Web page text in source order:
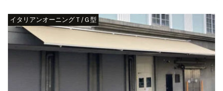
イタリアンオーニングＴ/Ｇ型